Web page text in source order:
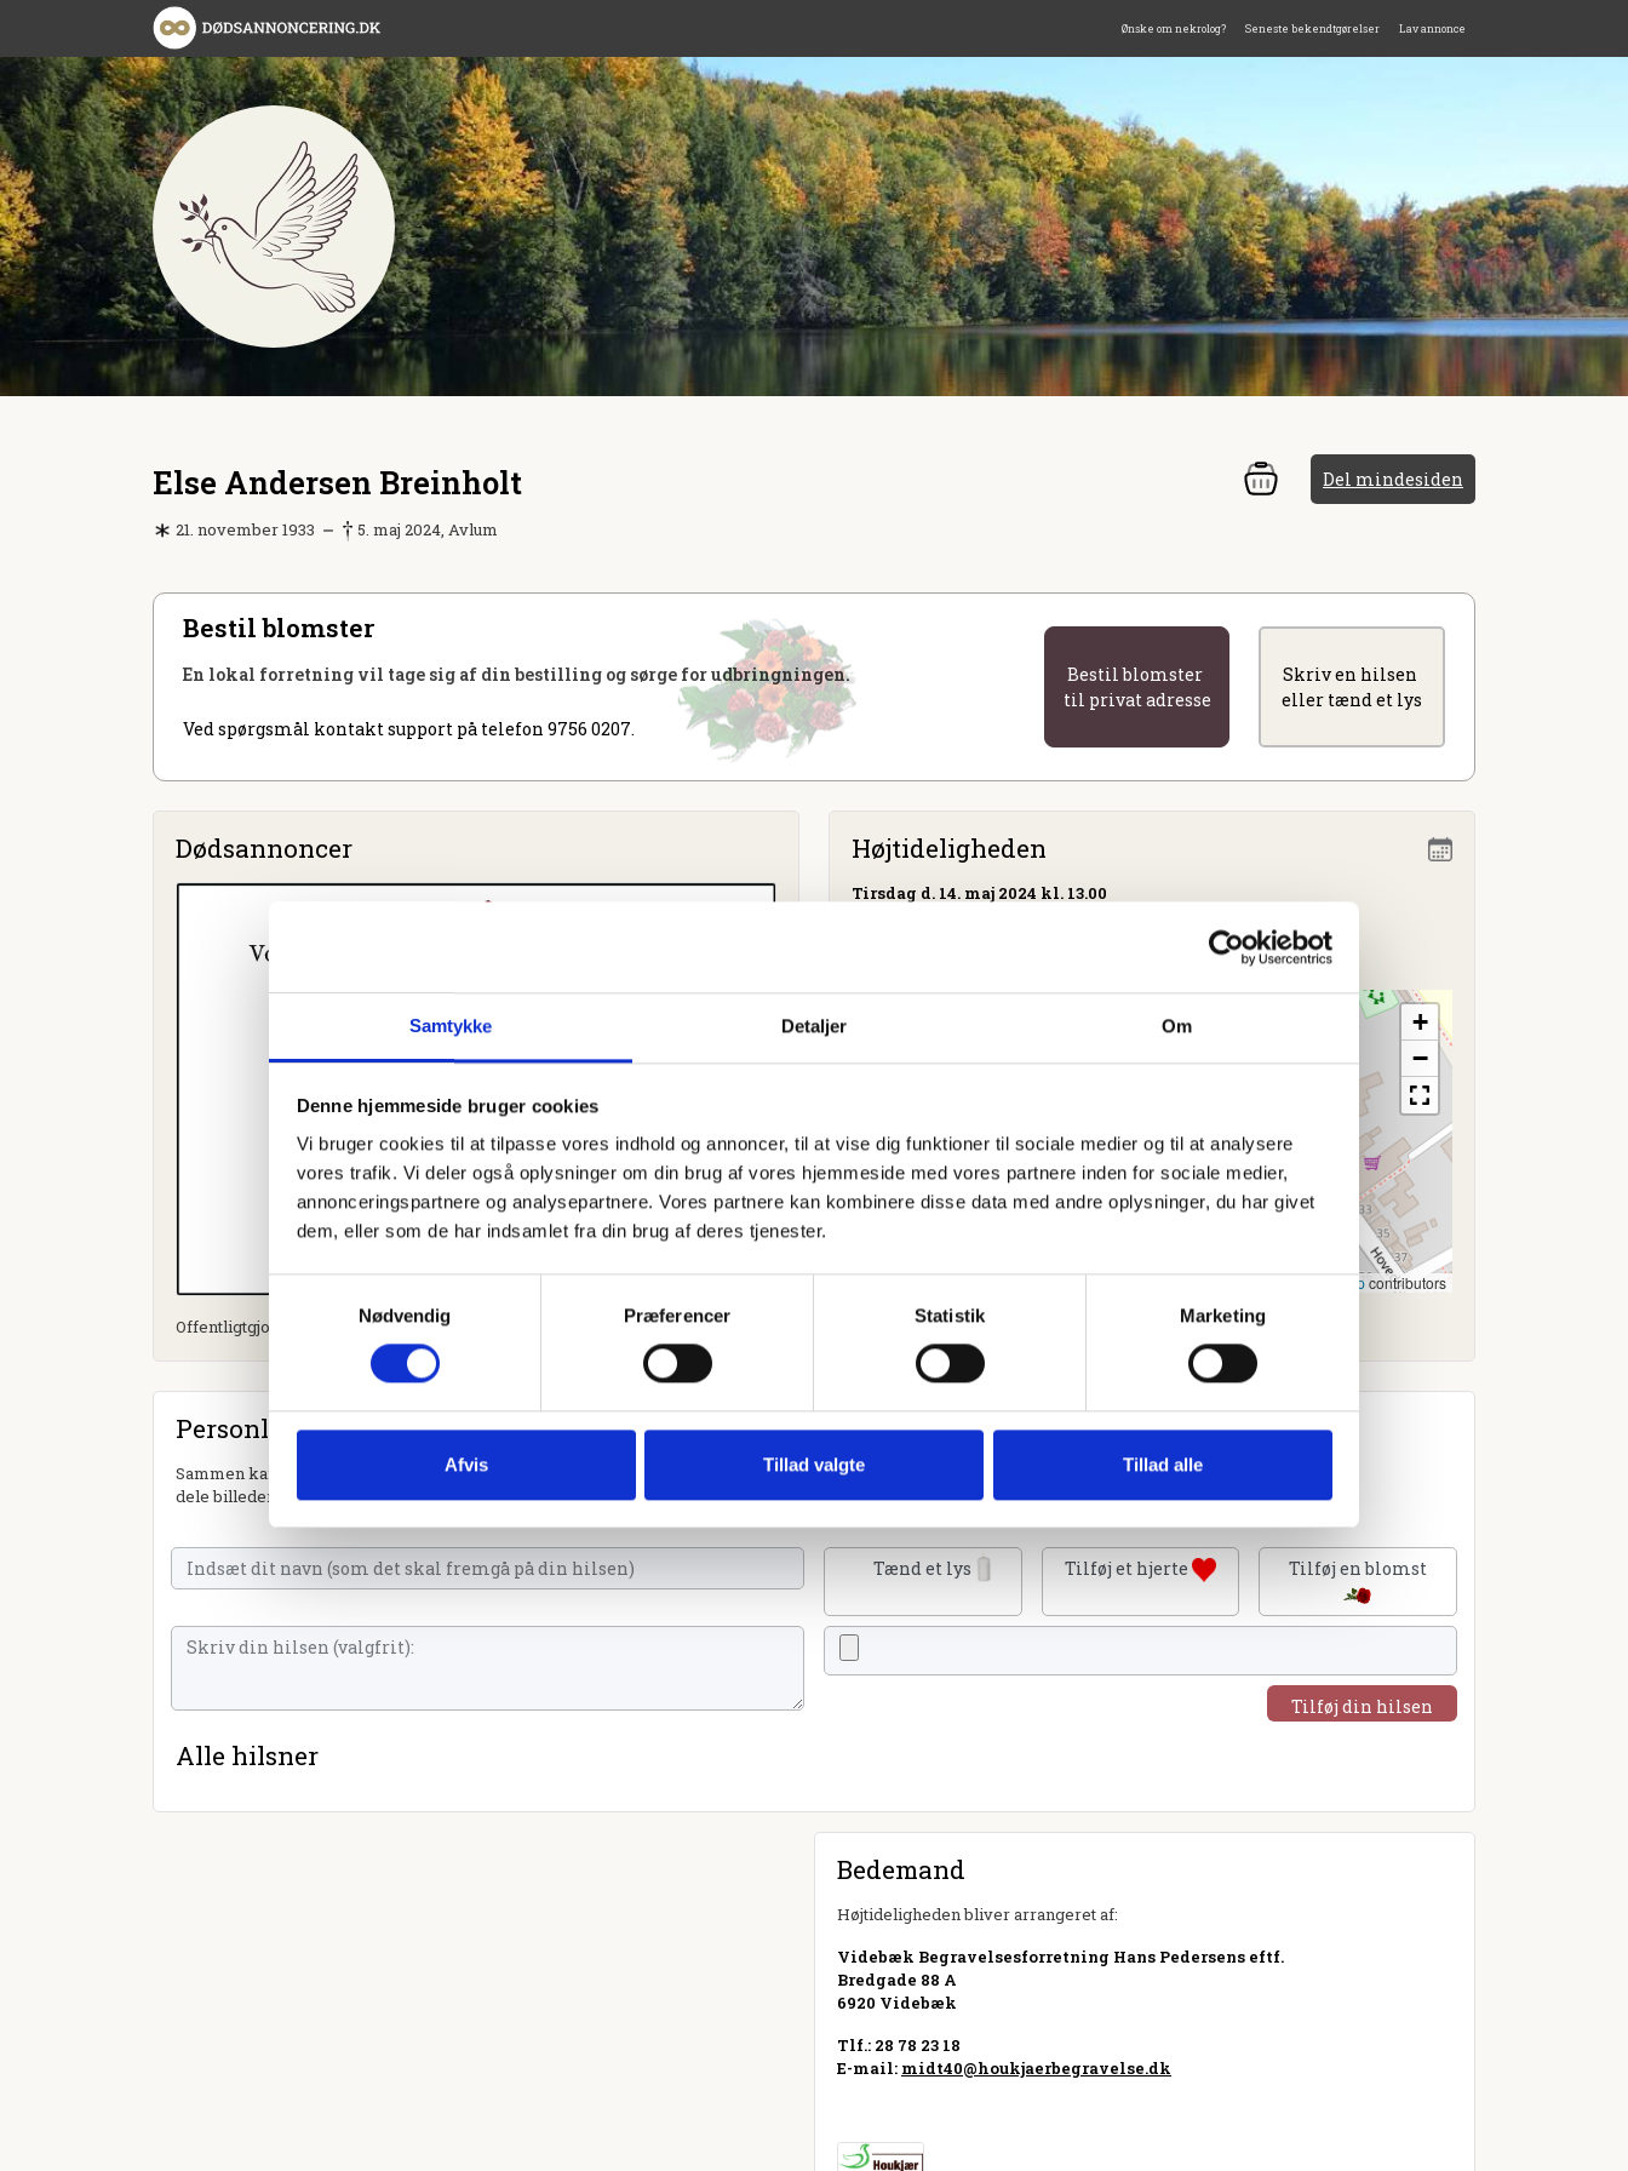
Samtykke Detaljer Om
Denne hjemmeside bruger cookies
Vi bruger cookies til at tilpasse vores indhold og annoncer, til at vise dig funktioner til sociale medier og til at analysere
vores trafik. Vi deler også oplysninger om din brug af vores hjemmeside med vores partnere inden for sociale medier,
annonceringspartnere og analysepartnere. Vores partnere kan kombinere disse data med andre oplysninger, du har givet
dem, eller som de har indsamlet fra din brug af deres tjenester.
Nødvendig
Præferencer Statistik Marketing
Afvis Tillad valgte Tillad alle
Ønske om nekrolog? Seneste bekendtgørelser Lav annonce
Else Andersen Breinholt Del mindesiden
21. november 1933 5. maj 2024, Avlum
Bestil blomster
En lokal forretning vil tage sig af din bestilling og sørge for udbringningen.
Ved spørgsmål kontakt support på telefon 9756 0207.
Bestil blomster
til privat adresse
Skriv en hilsen
eller tænd et lys
Dødsannoncer
Offentligtgjort i Herning Folkeblad d. 7. maj 2024
Højtideligheden
Tirsdag d. 14. maj 2024 kl. 13.00
+
−
OpenStreetMapcontributors
Personlig hilsen
Sammen kan vi mindes Else Andersen Breinholt. Du kan tænde et lys, skrive et mindeord,
dele billeder og video eller blot sende et hjerte eller en rose
Tænd et lys Tilføj et hjerte Tilføj en blomst
Tilføj din hilsen
Alle hilsner
Bedemand
Højtideligheden bliver arrangeret af:
Videbæk Begravelsesforretning Hans Pedersens eftf.
Bredgade 88 A
6920 Videbæk
Tlf.: 28 78 23 18
E-mail: midt40@houkjaerbegravelse.dk